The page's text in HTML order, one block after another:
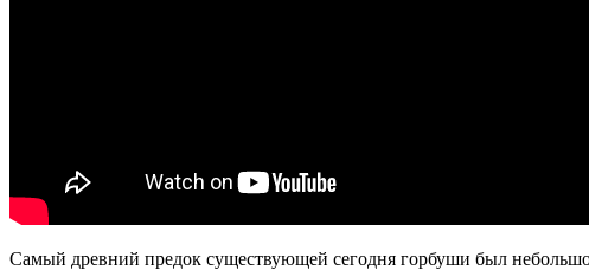
Самый древний предок существующей сегодня горбуши был